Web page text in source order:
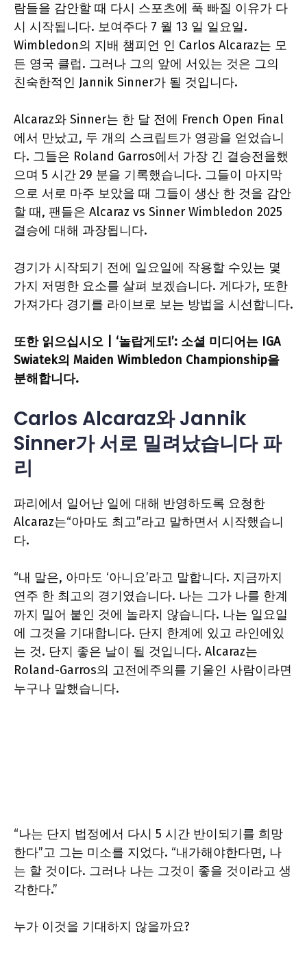
람들을 감안할 때 다시 스포츠에 푹 빠질 이유가 다
시 시작됩니다. 보여주다 7 월 13 일 일요일.
Wimbledon의 지배 챔피언 인 Carlos Alcaraz는 모
든 영국 클럽. 그러나 그의 앞에 서있는 것은 그의
친숙한적인 Jannik Sinner가 될 것입니다.
Alcaraz와 Sinner는 한 달 전에 French Open Final
에서 만났고, 두 개의 스크립트가 영광을 얻었습니
다. 그들은 Roland Garros에서 가장 긴 결승전을했
으며 5 시간 29 분을 기록했습니다. 그들이 마지막
으로 서로 마주 보았을 때 그들이 생산 한 것을 감안
할 때, 팬들은 Alcaraz vs Sinner Wimbledon 2025
결승에 대해 과장됩니다.
경기가 시작되기 전에 일요일에 작용할 수있는 몇
가지 저명한 요소를 살펴 보겠습니다. 게다가, 또한
가져가다 경기를 라이브로 보는 방법을 시선합니다.
또한 읽으십시오 | ‘놀랍게도!’: 소셜 미디어는 IGA
Swiatek의 Maiden Wimbledon Championship을
분해합니다.
Carlos Alcaraz와 Jannik
Sinner가 서로 밀려났습니다파
리
파리에서 일어난 일에 대해 반영하도록 요청한
Alcaraz는“아마도 최고”라고 말하면서 시작했습니
다.
“내 말은, 아마도 ‘아니요’라고 말합니다. 지금까지
연주 한 최고의 경기였습니다. 나는 그가 나를 한계
까지 밀어 붙인 것에 놀라지 않습니다. 나는 일요일
에 그것을 기대합니다. 단지 한계에 있고 라인에있
는 것. 단지 좋은 날이 될 것입니다. Alcaraz는
Roland-Garros의 고전에주의를 기울인 사람이라면
누구나 말했습니다.
“나는 단지 법정에서 다시 5 시간 반이되기를 희망
한다”고 그는 미소를 지었다. “내가해야한다면, 나
는 할 것이다. 그러나 나는 그것이 좋을 것이라고 생
각한다.”
누가 이것을 기대하지 않을까요?